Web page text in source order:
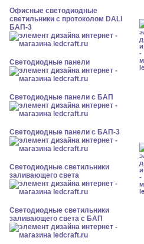
Офисные светодиодные
светильники с протоколом DALI
БАП-3
Cветодиодные панели
Cветодиодные панели с БАП
Cветодиодные панели с БАП-3
Светодиодные светильники
заливающего света
Светодиодные светильники
заливающего света с БАП